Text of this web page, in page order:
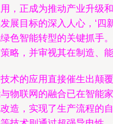
，正成为推动产业升级
展目标的深入人心，‘四
色智能转型的关键抓手
略，并审视其在制造、
术的应用直接催生出颠
物联网的融合已在智能
造，实现了生产流程的